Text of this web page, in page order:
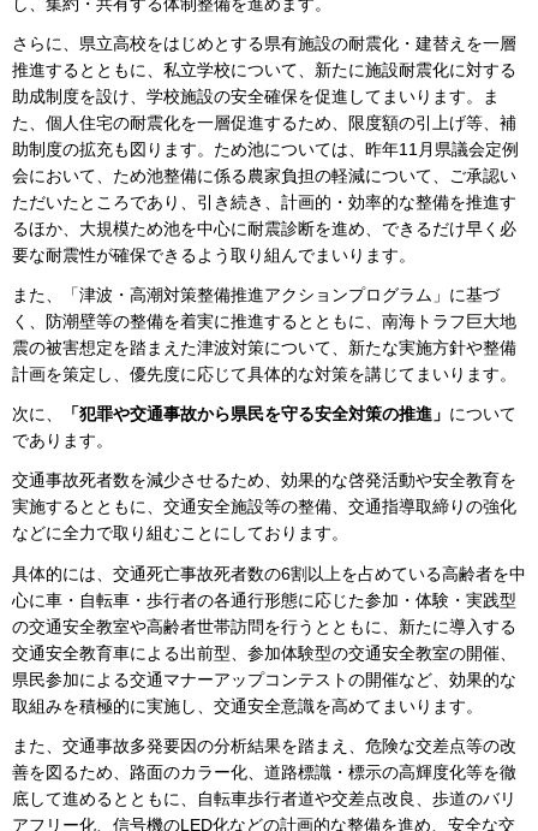
さらに、県立高校をはじめとする県有施設の耐震化・建替えを一層
推進するとともに、私立学校について、新たに施設耐震化に対する
助成制度を設け、学校施設の安全確保を促進してまいります。ま
た、個人住宅の耐震化を一層促進するため、限度額の引上げ等、補
助制度の拡充も図ります。ため池については、昨年11月県議会定例
会において、ため池整備に係る農家負担の軽減について、ご承認い
ただいたところであり、引き続き、計画的・効率的な整備を推進す
るほか、大規模ため池を中心に耐震診断を進め、できるだけ早く必
要な耐震性が確保できるよう取り組んでまいります。
また、「津波・高潮対策整備推進アクションプログラム」に基づ
く、防潮壁等の整備を着実に推進するとともに、南海トラフ巨大地
震の被害想定を踏まえた津波対策について、新たな実施方針や整備
計画を策定し、優先度に応じて具体的な対策を講じてまいります。
次に、 「犯罪や交通事故から県民を守る安全対策の推進」 について
であります。
交通事故死者数を減少させるため、効果的な啓発活動や安全教育を
実施するとともに、交通安全施設等の整備、交通指導取締りの強化
などに全力で取り組むことにしております。
具体的には、交通死亡事故死者数の6割以上を占めている高齢者を中
心に車・自転車・歩行者の各通行形態に応じた参加・体験・実践型
の交通安全教室や高齢者世帯訪問を行うとともに、新たに導入する
交通安全教育車による出前型、参加体験型の交通安全教室の開催、
県民参加による交通マナーアップコンテストの開催など、効果的な
取組みを積極的に実施し、交通安全意識を高めてまいります。
また、交通事故多発要因の分析結果を踏まえ、危険な交差点等の改
善を図るため、路面のカラー化、道路標識・標示の高輝度化等を徹
底して進めるとともに、自転車歩行者道や交差点改良、歩道のバリ
アフリー化、信号機のLED化などの計画的な整備を進め、安全な交